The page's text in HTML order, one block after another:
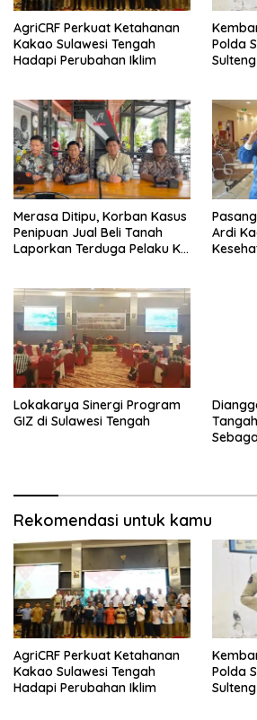
AgriCRF Perkuat Ketahanan
Kakao Sulawesi Tengah
Hadapi Perubahan Iklim
Polda
Merasa Ditipu, Korban Kasus
Penipuan Jual Beli Tanah
Laporkan Terduga Pelaku Ke
Ardi
Lokakarya Sinergi Program
GIZ di Sulawesi Tengah
Rekomendasi untuk kamu
AgriCRF Perkuat Ketahanan
Kakao Sulawesi Tengah
Hadapi Perubahan Iklim
Polda